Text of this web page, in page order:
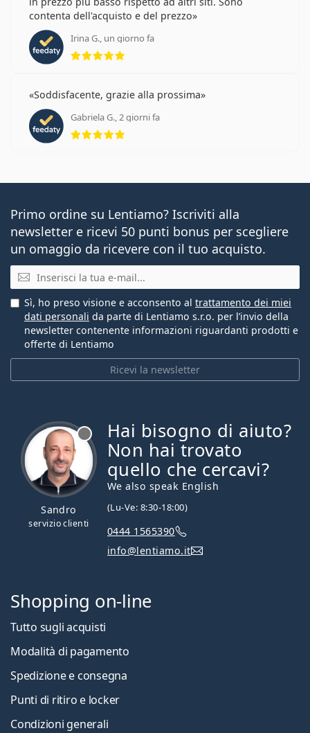
contenta dell'acquisto e del prezzo
Irina G., un giorno fa
Soddisfacente, grazie alla prossima
Gabriela G., 2 giorni fa
valutazione 5 di 5
Primo ordine su Lentiamo? Iscriviti alla
newsletter e ricevi 50 punti bonus per scegliere
un omaggio da ricevere con il tuo acquisto.
E-mail
Ricevi la newsletter
Sì, ho preso visione e acconsento al trattamento dei miei
dati personali da parte di Lentiamo s.r.o. per l’invio della
newsletter contenente informazioni riguardanti prodotti e
offerte di Lentiamo
Sandro
servizio clienti
Hai bisogno di aiuto?
Non hai trovato
quello che cercavi?
We also speak English
(Lu-Ve: 8:30-18:00)
0444 1565390
info@lentiamo.it
Shopping on-line
Tutto sugli acquisti
Modalità di pagamento
Spedizione e consegna
Punti di ritiro e locker
Condizioni generali